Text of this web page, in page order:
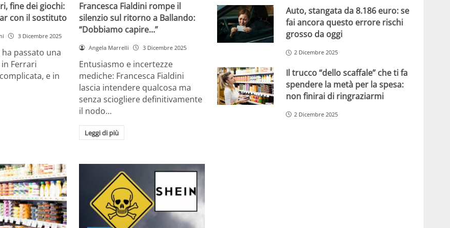
fine dei giochi:
con il sostituto
3 Dicembre 2025
passato una
Ferrari
e in
Francesca Fialdini rompe il
silenzio sul ritorno a Ballando:
“Dobbiamo capire…”
Angela Marrelli 3 Dicembre 2025
Entusiasmo e incertezze
mediche: Francesca Fialdini
lascia intendere qualcosa ma
senza sciogliere definitivamente
il nodo…
Leggi di più
Auto, stangata da 8.186 euro: se
fai ancora questo errore rischi
grosso da oggi
2 Dicembre 2025
Il trucco “dello scaffale” che ti fa
spendere la metà per la spesa:
non finirai di ringraziarmi
2 Dicembre 2025